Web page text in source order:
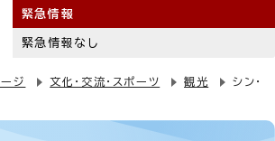
緊急情報
緊急情報なし
ージ 文化・交流・スポーツ 観光
シン・